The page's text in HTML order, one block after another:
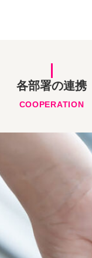
各部署の連携
COOPERATION